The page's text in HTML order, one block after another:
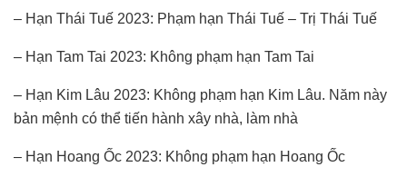
– Hạn Thái Tuế 2023: Phạm hạn Thái Tuế – Trị Thái Tuế
– Hạn Tam Tai 2023: Không phạm hạn Tam Tai
– Hạn Kim Lâu 2023: Không phạm hạn Kim Lâu. Năm này
bản mệnh có thể tiến hành xây nhà, làm nhà
– Hạn Hoang Ốc 2023: Không phạm hạn Hoang Ốc